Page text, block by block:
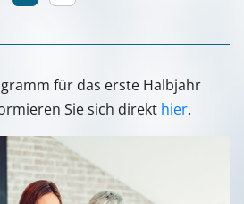
für das erste Halbjahr
Sie sich direkt hier.